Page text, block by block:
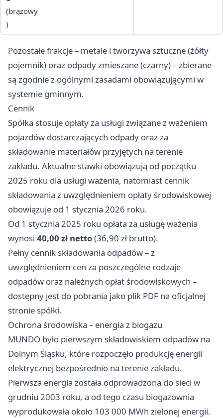
chusteczki i ręczniki
papierowe
telewizyjne, lustra,
ceramika i porcelana,
znicze, kapsle, szkło
(brązowy
)
kawie i herbacie,
skoszona trawa i
liście, drobne gałęzie,
trociny
jedzenia w płynie,
odchody zwierzęce i
piasek dla kota, popiół
z kominka lub pieca
Pozostałe frakcje – metale i tworzywa sztuczne (żółty
pojemnik) oraz odpady zmieszane (czarny) – zbierane
są zgodnie z ogólnymi zasadami obowiązującymi w
systemie gminnym.
Cennik
Spółka stosuje opłaty za usługi związane z ważeniem
pojazdów dostarczających odpady oraz za
składowanie materiałów przyjętych na terenie
zakładu. Aktualne stawki obowiązują od początku
2025 roku dla usługi ważenia, natomiast cennik
składowania z uwzględnieniem opłaty środowiskowej
obowiązuje od 1 stycznia 2026 roku.
Od 1 stycznia 2025 roku opłata za usługę ważenia
wynosi 40,00 zł netto(36,90 zł brutto).
Pełny cennik składowania odpadów – z
uwzględnieniem cen za poszczególne rodzaje
odpadów oraz należnych opłat środowiskowych –
dostępny jest do pobrania jako plik PDF na oficjalnej
stronie spółki.
Ochrona środowiska – energia z biogazu
MUNDO było pierwszym składowiskiem odpadów na
Dolnym Śląsku, które rozpoczęło produkcję energii
elektrycznej bezpośrednio na terenie zakładu.
Pierwsza energia została odprowadzona do sieci w
grudniu 2003 roku, a od tego czasu biogazownia
wyprodukowała około 103 000 MWh zielonej energii.